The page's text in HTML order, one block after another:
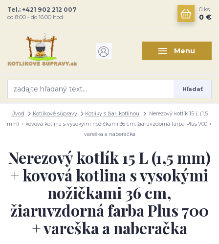
Menu
Hľadať
Tel.: +421 902 212 007
od 8:00 - do 16:00 hod
0 ks
0 €
Úvod Kotlíkové súpravy Kotlíky s žiar. kotlinou
Nerezový kotlík 15 L (1,5
mm) + kovová kotlina s vysokými nožičkami 36 cm, žiaruvzdorná farba Plus 700 +
vareška a naberačka
Nerezový kotlík 15 L (1,5 mm)
+ kovová kotlina s vysokými
nožičkami 36 cm,
žiaruvzdorná farba Plus 700
+ vareška a naberačka